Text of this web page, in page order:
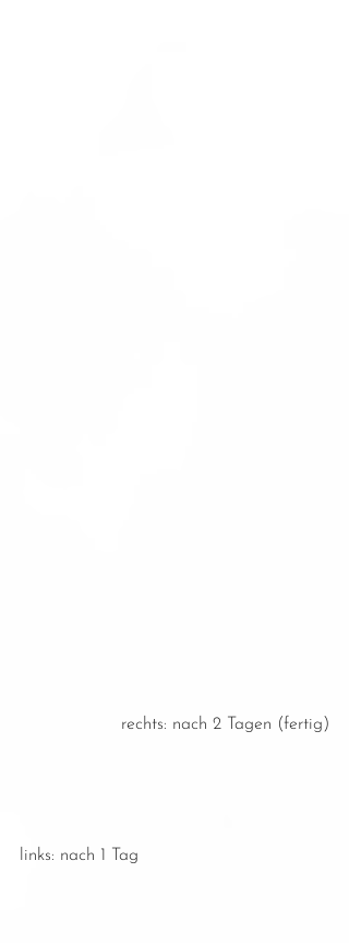
rechts: nach 2 Tagen (fertig)
links: nach 1 Tag